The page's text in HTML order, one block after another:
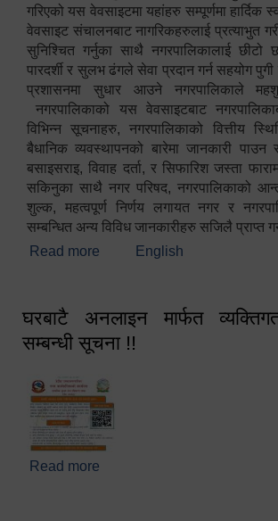
गरिएको यस वेवसाइटमा यहांहरु सम्पूर्णमा हार्दिक
वेवसाइट संचालनबाट नागरिकहरुलाई प्रत्याभुत
सुनिश्चित गर्नुका साथै नगरपालिकालाई छीटो
पारदर्शी र सुलभ ढंगले सेवा प्रदान गर्न सहयोग
प्रशासनमा सुधार आउने नगरपालिकाले
नगरपालिकाको यस वेवसाइटबाट
विभिन्न सूचनाहरु, नगरपालिकाको वित्तीय
बैधानिक व्यवस्थापनको बारेमा जानकारी
बसाइसराइ, विवाह दर्ता, र सिफारिश जस्ता
सकिनुका साथै नगर परिषद, नगरपालिकाको
शुल्क, महत्वपूर्ण निर्णय लगायत नगर र
सम्बन्धित अन्य विविध जानकारीहरु सजिलै प्राप्त
Read more about स्वागतम!!!
English
घरबाटै अनलाइन मार्फत
सम्बन्धी सूचना !!
Read more